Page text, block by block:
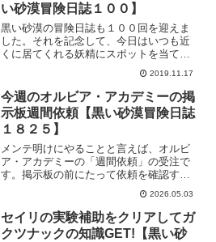
い砂漠冒険日誌１００】
黒い砂漠の冒険日誌も１００回を迎えま
した。それを記念して、今日はいつも近
くに居てくれる妖精にスポットを当てて
みました。４等級とかスキルとかも必要
ですけど、今日ばかりは妖精をじっくり
と観察してみようかと思います。
2019.11.17
今週のオルビア・アカデミーの掲
示板週間依頼【黒い砂漠冒険日誌
１８２５】
メンテ明けにやることと言えば、オルビ
ア・アカデミーの「週間依頼」の受注で
す。掲示板の前にたって依頼を確認する
のが、アニメなんかのギルド依頼みたい
で変にワクワクしますｗそんな掲示板の
週間依頼はどんなのかなー。4月30日に受
注した週間依頼です。
2026.05.03
セイリの実験補助をクリアしてガ
クツナックの知識GET!【黒い砂